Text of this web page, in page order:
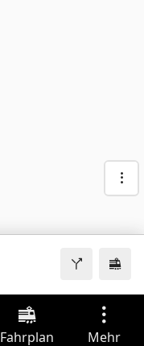
Fahrplan Mehr